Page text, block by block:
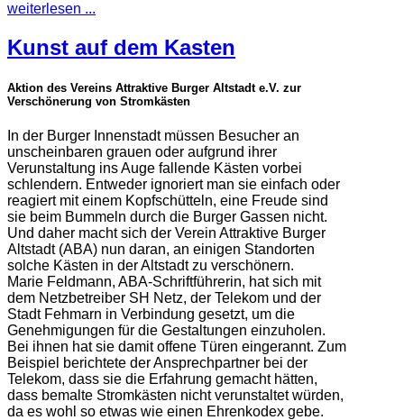
weiterlesen ...
Kunst auf dem Kasten
Aktion des Vereins Attraktive Burger Altstadt e.V. zur
Verschönerung von Stromkästen
In der Burger Innenstadt müssen Besucher an
unscheinbaren grauen oder aufgrund ihrer
Verunstaltung ins Auge fallende Kästen vorbei
schlendern. Entweder ignoriert man sie einfach oder
reagiert mit einem Kopfschütteln, eine Freude sind
sie beim Bummeln durch die Burger Gassen nicht.
Und daher macht sich der Verein Attraktive Burger
Altstadt (ABA) nun daran, an einigen Standorten
solche Kästen in der Altstadt zu verschönern.
Marie Feldmann, ABA-Schriftführerin, hat sich mit
dem Netzbetreiber SH Netz, der Telekom und der
Stadt Fehmarn in Verbindung gesetzt, um die
Genehmigungen für die Gestaltungen einzuholen.
Bei ihnen hat sie damit offene Türen eingerannt. Zum
Beispiel berichtete der Ansprechpartner bei der
Telekom, dass sie die Erfahrung gemacht hätten,
dass bemalte Stromkästen nicht verunstaltet würden,
da es wohl so etwas wie einen Ehrenkodex gebe.